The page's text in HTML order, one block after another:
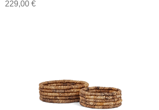
Preis
229,00 €